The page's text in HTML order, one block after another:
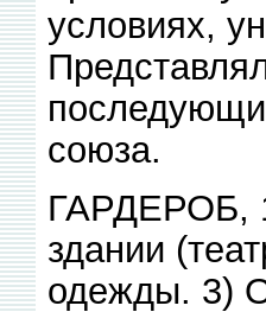
условиях,
союза.
ГАРДЕРОБ,
здании
одежды. 3)